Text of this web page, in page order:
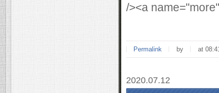
/><a
Permalink by at
2020.07.12